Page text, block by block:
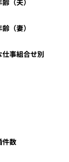
（夫）
（妻）
事組合せ別
件数